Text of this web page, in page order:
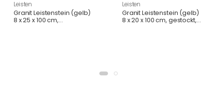
Leisten
Granit Leistenstein (gelb)
8 x 25 x 100 cm,
Leisten
Granit Leistenstein (gelb)
8 x 20 x 100 cm, gestockt,